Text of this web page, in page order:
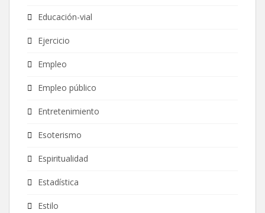
Educación-vial
Ejercicio
Empleo
Empleo público
Entretenimiento
Esoterismo
Espiritualidad
Estadística
Estilo